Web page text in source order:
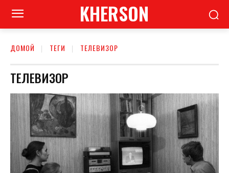
KHERSON
ДОМОЙ ТЕГИ ТЕЛЕВИЗОР
ТЕЛЕВИЗОР